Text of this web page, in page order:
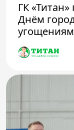
ГК
Днём